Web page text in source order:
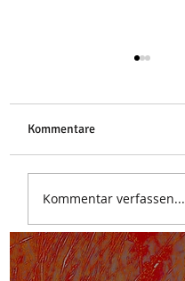
Stoa des Attalos
Kommentare
Kommentar verfassen...